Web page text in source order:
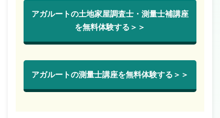
アガルートの土地家屋調査士・測量士補講座
を無料体験する＞＞
アガルートの測量士講座を無料体験する＞＞